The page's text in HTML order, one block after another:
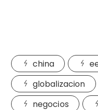
china
globalizacion
negocios